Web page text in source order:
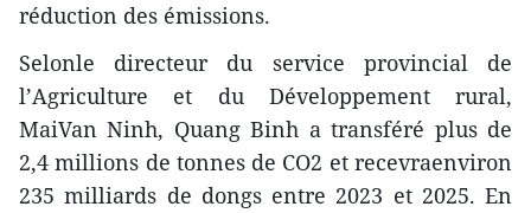
réduction des émissions.
Selonle directeur du service provincial de
l’Agriculture et du Développement rural,
MaiVan Ninh, Quang Binh a transféré plus de
2,4 millions de tonnes de CO2 et recevraenviron
235 milliards de dongs entre 2023 et 2025. En